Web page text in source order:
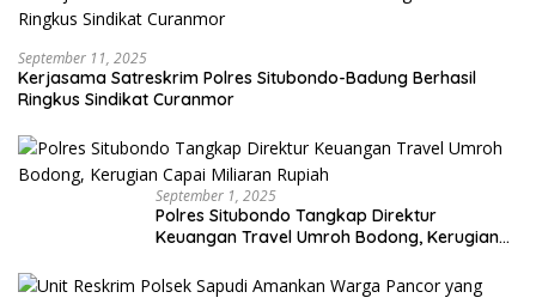
September 11, 2025
Kerjasama Satreskrim Polres Situbondo-Badung Berhasil
Ringkus Sindikat Curanmor
September 1, 2025
Polres Situbondo Tangkap Direktur
Keuangan Travel Umroh Bodong, Kerugian